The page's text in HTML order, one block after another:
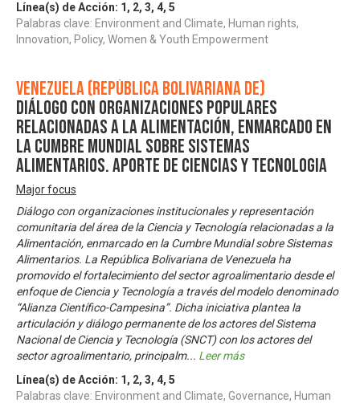
Línea(s) de Acción: 1 , 2, 3, 4, 5
Palabras clave: Environment and Climate, Human rights,
Innovation, Policy, Women & Youth Empowerment
Venezuela (República Bolivariana de)
Diálogo con Organizaciones Populares
relacionadas a la Alimentación, enmarcado en
la Cumbre Mundial sobre Sistemas
Alimentarios. Aporte de Ciencias y Tecnologia
Major focus
Diálogo con organizaciones institucionales y representación
comunitaria del área de la Ciencia y Tecnología relacionadas a la
Alimentación, enmarcado en la Cumbre Mundial sobre Sistemas
Alimentarios. La República Bolivariana de Venezuela ha
promovido el fortalecimiento del sector agroalimentario desde el
enfoque de Ciencia y Tecnología a través del modelo denominado
“Alianza Científico-Campesina”. Dicha iniciativa plantea la
articulación y diálogo permanente de los actores del Sistema
Nacional de Ciencia y Tecnología (SNCT) con los actores del
sector agroalimentario, principalm... Leer más
Línea(s) de Acción: 1 , 2, 3, 4, 5
Palabras clave: Environment and Climate, Governance, Human